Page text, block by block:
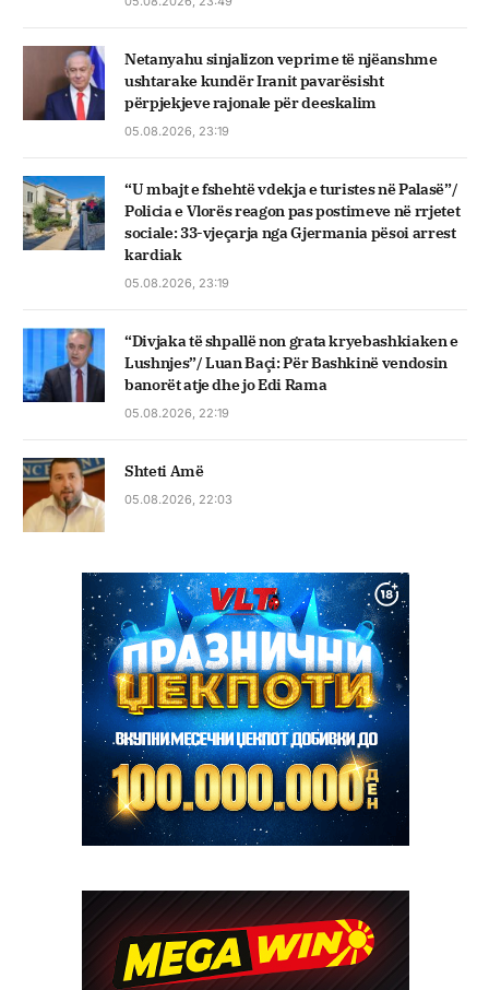
Netanyahu sinjalizon veprime të njëanshme
ushtarake kundër Iranit pavarësisht
përpjekjeve rajonale për deeskalim
05.08.2026, 23:19
“U mbajt e fshehtë vdekja e turistes në Palasë”/
Policia e Vlorës reagon pas postimeve në rrjetet
sociale: 33-vjeçarja nga Gjermania pësoi arrest
kardiak
05.08.2026, 23:19
“Divjaka të shpallë non grata kryebashkiaken e
Lushnjes”/ Luan Baçi: Për Bashkinë vendosin
banorët atje dhe jo Edi Rama
05.08.2026, 22:19
Shteti Amë
05.08.2026, 22:03